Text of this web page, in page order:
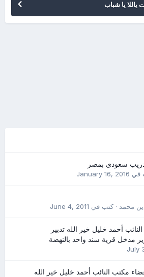
يا شباب
سعودى بمصر
في January 16, 2016
محمد· كتب في June 4, 2011
أحمد خليل خير الله تدبير
مدخل قرية سند واحد بالنهضة
July
مكتب النائب أحمد خليل خير الله